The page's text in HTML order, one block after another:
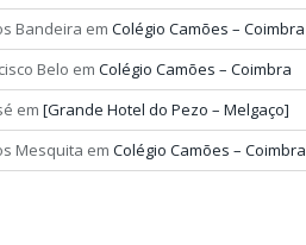
Bandeira em Colégio Camões – Coimbra
Belo em Colégio Camões – Coimbra
em [Grande Hotel do Pezo – Melgaço]
Mesquita em Colégio Camões – Coimbra